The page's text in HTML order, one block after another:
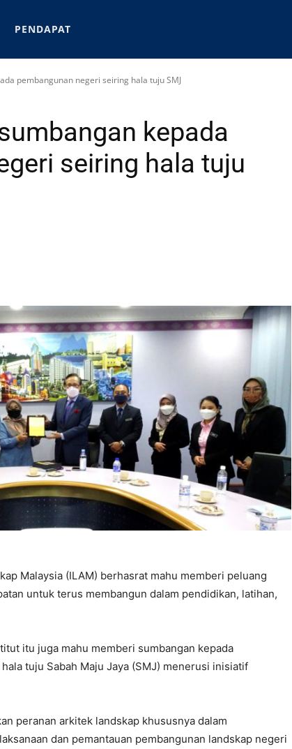
PENDAPAT
pembangunan negeri seiring hala tuju SMJ
kepada
seiring hala tuju
Malaysia (ILAM) berhasrat mahu memberi peluang
untuk terus membangun dalam pendidikan, latihan,
itu juga mahu memberi sumbangan kepada
tuju Sabah Maju Jaya (SMJ) menerusi inisiatif
peranan arkitek landskap khususnya dalam
dan pemantauan pembangunan landskap negeri